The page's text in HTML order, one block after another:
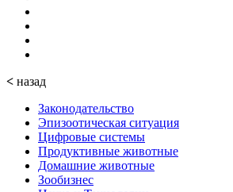
< назад
Законодательство
Эпизоотическая ситуация
Цифровые системы
Продуктивные животные
Домашние животные
Зообизнес